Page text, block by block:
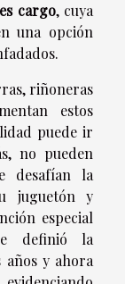
cargo, cuya
una opción
riñoneras
estos
puede ir
no pueden
desafían la
juguetón y
especial
definió la
años y ahora